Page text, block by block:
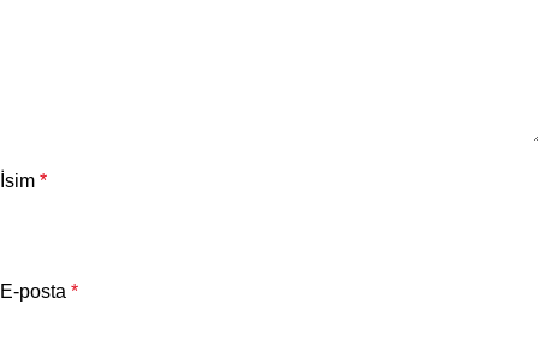
İsim *
E-posta *